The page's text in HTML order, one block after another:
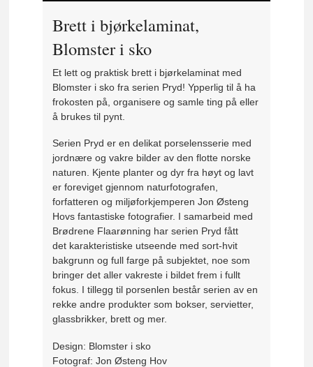
Brett i bjørkelaminat,
Blomster i sko
Et lett og praktisk brett i bjørkelaminat med
Blomster i sko fra serien Pryd! Ypperlig til å ha
frokosten på, organisere og samle ting på eller
å brukes til pynt.
Serien Pryd er en delikat porselensserie med
jordnære og vakre bilder av den flotte norske
naturen. Kjente planter og dyr fra høyt og lavt
er foreviget gjennom naturfotografen,
forfatteren og miljøforkjemperen Jon Østeng
Hovs fantastiske fotografier. I samarbeid med
Brødrene Flaarønning har serien Pryd fått
det karakteristiske utseende med sort-hvit
bakgrunn og full farge på subjektet, noe som
bringer det aller vakreste i bildet frem i fullt
fokus. I tillegg til porsenlen består serien av en
rekke andre produkter som bokser, servietter,
glassbrikker, brett og mer.
Design: Blomster i sko
Fotograf: Jon Østeng Hov